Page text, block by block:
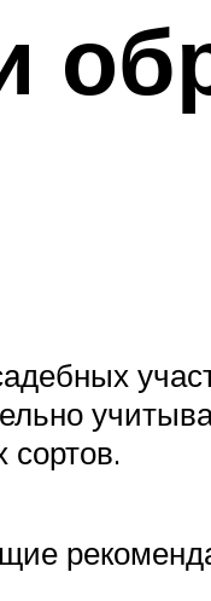
сортов.